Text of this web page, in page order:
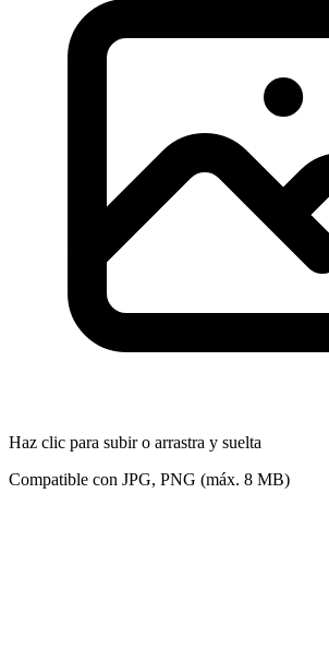
Haz clic para subir o arrastra y suelta
Compatible con JPG, PNG (máx. 8 MB)